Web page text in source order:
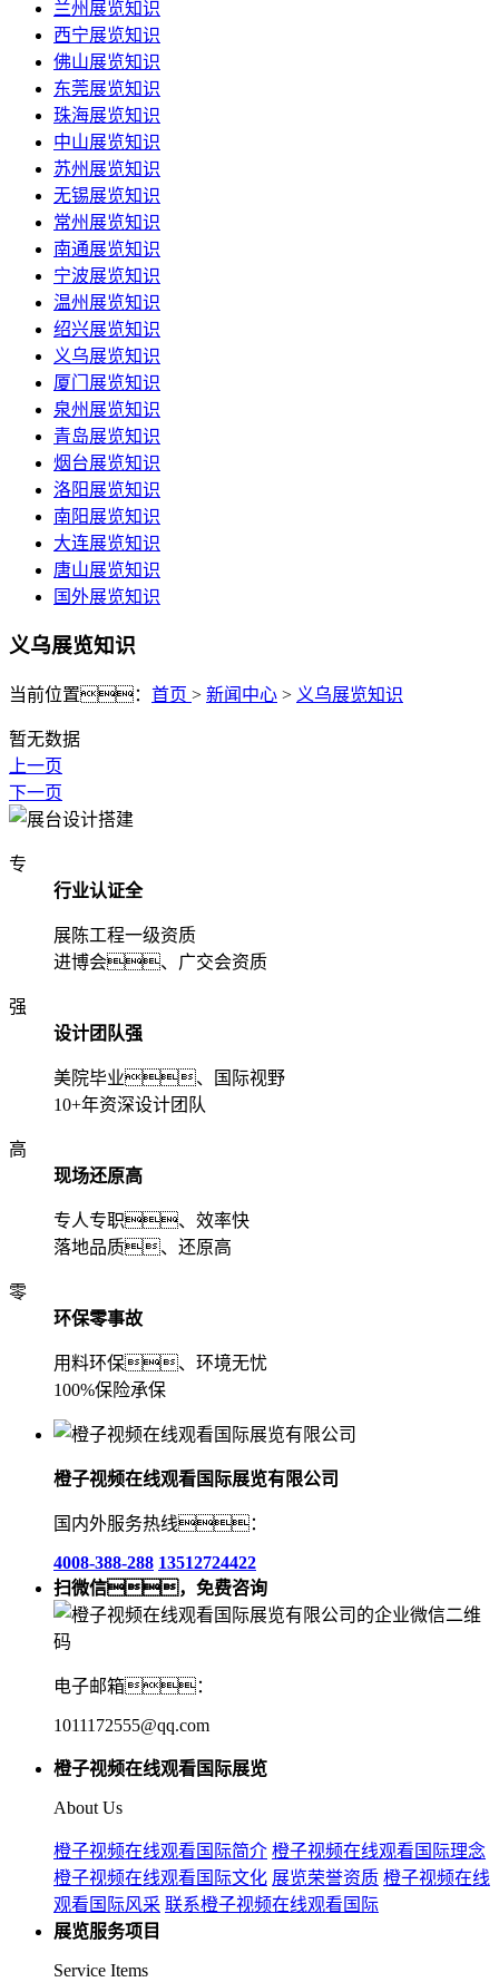
兰州展览知识
西宁展览知识
佛山展览知识
东莞展览知识
珠海展览知识
中山展览知识
苏州展览知识
无锡展览知识
常州展览知识
南通展览知识
宁波展览知识
温州展览知识
绍兴展览知识
义乌展览知识
厦门展览知识
泉州展览知识
青岛展览知识
烟台展览知识
洛阳展览知识
南阳展览知识
大连展览知识
唐山展览知识
国外展览知识
义乌展览知识
当前位置： 首页 > 新闻中心 > 义乌展览知识
暂无数据
上一页
下一页
专
行业认证全
展陈工程一级资质
进博会、广交会资质
强
设计团队强
美院毕业、国际视野
10+年资深设计团队
高
现场还原高
专人专职、效率快
落地品质、还原高
零
环保零事故
用料环保、环境无忧
100%保险承保
橙子视频在线观看国际展览有限公司
国内外服务热线：
4008-388-288 13512724422
扫微信，免费咨询
电子邮箱：
1011172555@qq.com
橙子视频在线观看国际展览
About Us
橙子视频在线观看国际简介 橙子视频在线观看国际理念
橙子视频在线观看国际文化 展览荣誉资质 橙子视频在线
观看国际风采 联系橙子视频在线观看国际
展览服务项目
Service Items